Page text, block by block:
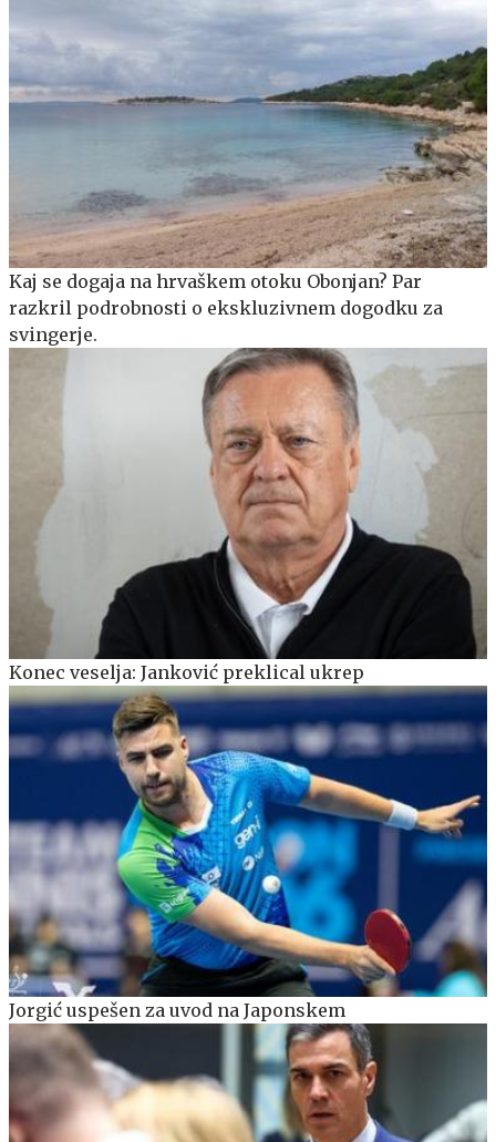
Kaj se dogaja na hrvaškem otoku Obonjan? Par
razkril podrobnosti o ekskluzivnem dogodku za
svingerje.
Konec veselja: Janković preklical ukrep
Jorgić uspešen za uvod na Japonskem